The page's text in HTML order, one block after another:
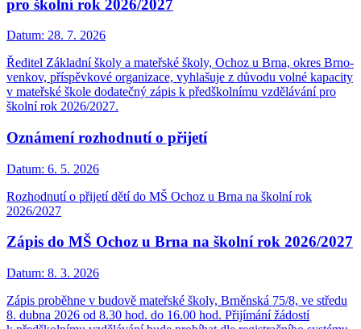
pro školní rok 2026/2027
Datum: 28. 7. 2026
Ředitel Základní školy a mateřské školy, Ochoz u Brna, okres Brno-
venkov, příspěvkové organizace, vyhlašuje z důvodu volné kapacity
v mateřské škole dodatečný zápis k předškolnímu vzdělávání pro
školní rok 2026/2027.
Oznámení rozhodnutí o přijetí
Datum: 6. 5. 2026
Rozhodnutí o přijetí dětí do MŠ Ochoz u Brna na školní rok
2026/2027
Zápis do MŠ Ochoz u Brna na školní rok 2026/2027
Datum: 8. 3. 2026
Zápis proběhne v budově mateřské školy, Brněnská 75/8, ve středu
8. dubna 2026 od 8.30 hod. do 16.00 hod. Přijímání žádostí